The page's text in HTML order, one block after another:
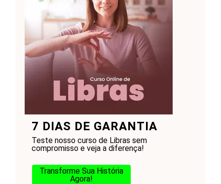
7 DIAS DE GARANTIA
Teste nosso curso de Libras sem
compromisso e veja a diferença!
Transforme Sua História
Agora!